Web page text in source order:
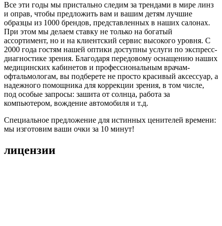
Все эти годы мы пристально следим за трендами в мире линз
и оправ, чтобы предложить вам и вашим детям лучшие
образцы из 1000 брендов, представленных в наших салонах.
При этом мы делаем ставку не только на богатый
ассортимент, но и на клиентский сервис высокого уровня. С
2000 года гостям нашей оптики доступны услуги по экспресс-
диагностике зрения. Благодаря передовому оснащению наших
медицинских кабинетов и профессиональным врачам-
офтальмологам, вы подберете не просто красивый аксессуар, а
надежного помощника для коррекции зрения, в том числе,
под особые запросы: зашита от солнца, работа за
компьютером, вождение автомобиля и т.д.
Специальное предложение для истинных ценителей времени:
мы изготовим ваши очки за 10 минут!
лицензии